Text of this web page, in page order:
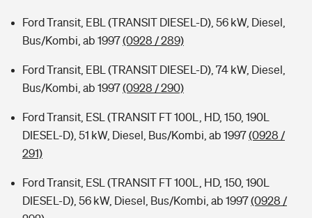
Kinderunfall-Check: Mehr Sicherheit für deine Kids
Typklassen: So ist Ihr Auto eingestuft
Sie haben Fragen?
Ford Transit, EBL (TRANSIT DIESEL-D), 56 kW, Diesel,
Bus/Kombi, ab 1997(0928 / 289)
Ford Transit, EBL (TRANSIT DIESEL-D), 74 kW, Diesel,
Bus/Kombi, ab 1997(0928 / 290)
Ford Transit, ESL (TRANSIT FT 100L, HD, 150, 190L
DIESEL-D), 51 kW, Diesel, Bus/Kombi, ab 1997(0928 /
291)
Ford Transit, ESL (TRANSIT FT 100L, HD, 150, 190L
DIESEL-D), 56 kW, Diesel, Bus/Kombi, ab 1997(0928 /